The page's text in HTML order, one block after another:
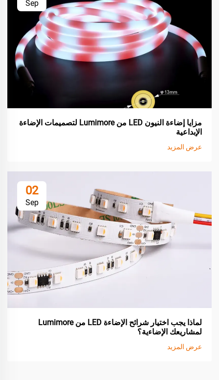
Sep
مزايا إضاءة النيون LED من Lumimore لتصميمات الإضاءة
الإبداعية
عرض المزيد
02
Sep
لماذا يجب اختيار شرائح الإضاءة LED من Lumimore
لمشاريعك الإضاءية؟
عرض المزيد